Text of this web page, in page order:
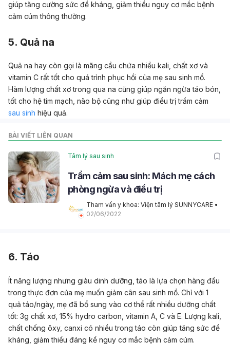
giúp tăng cường sức đề kháng, giảm thiểu nguy cơ mắc bệnh
cảm cúm thông thường.
5. Quả na
Quả na hay còn gọi là mãng cầu chứa nhiều kali, chất xơ và
vitamin C rất tốt cho quá trình phục hồi của mẹ sau sinh mổ.
Hàm lượng chất xơ trong qua na cũng giúp ngăn ngừa táo bón,
tốt cho hệ tim mạch, não bộ cũng như giúp điều trị trầm cảm
sau sinh hiệu quả.
BÀI VIẾT LIÊN QUAN
Tâm lý sau sinh
Trầm cảm sau sinh: Mách mẹ cách
phòng ngừa và điều trị
Tham vấn y khoa: Viện tâm lý SUNNYCARE
02/06/2022
6. Táo
Ít năng lượng nhưng giàu dinh dưỡng, táo là lựa chọn hàng đầu
trong thực đơn của mẹ muốn giảm cân sau sinh mổ. Chỉ với 1
quả táo/ngày, mẹ đã bổ sung vào cơ thể rất nhiều dưỡng chất
tốt: 3g chất xơ, 15% hydro carbon, vitamin A, C và E. Lượng kali,
chất chống ôxy, canxi có nhiều trong táo còn giúp tăng sức đề
kháng, giảm thiểu đáng kể nguy cơ mắc bệnh cảm cúm.